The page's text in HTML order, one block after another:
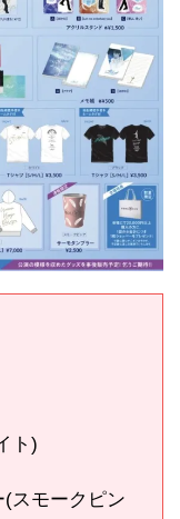
ト)
(スモークピン